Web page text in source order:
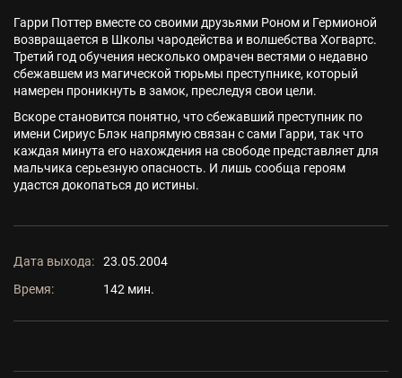
Гарри Поттер вместе со своими друзьями Роном и Гермионой
возвращается в Школы чародейства и волшебства Хогвартс.
Третий год обучения несколько омрачен вестями о недавно
сбежавшем из магической тюрьмы преступнике, который
намерен проникнуть в замок, преследуя свои цели.
Вскоре становится понятно, что сбежавший преступник по
имени Сириус Блэк напрямую связан с сами Гарри, так что
каждая минута его нахождения на свободе представляет для
мальчика серьезную опасность. И лишь сообща героям
удастся докопаться до истины.
Дата выхода:
23.05.2004
Время:
142 мин.